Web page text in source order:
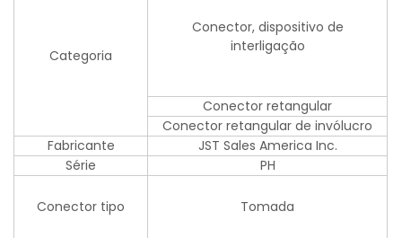
Categoria
Conector, dispositivo de
interligação
Conector retangular
Conector retangular de invólucro
Fabricante
JST Sales America Inc.
Série
PH
Conector tipo Tomada